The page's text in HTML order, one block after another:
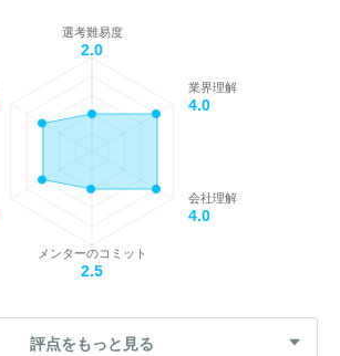
選考難易度
2.0
業界理解
4.0
会社理解
4.0
メンターのコミット
2.5
評点をもっと見る